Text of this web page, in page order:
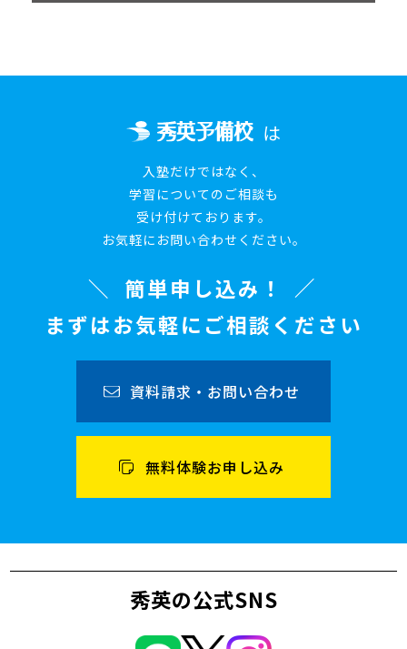
は
入塾だけではなく、
学習についてのご相談も
受け付けております。
お気軽にお問い合わせください。
簡単申し込み！
まずはお気軽にご相談ください
資料請求・お問い合わせ
無料体験お申し込み
秀英の公式SNS